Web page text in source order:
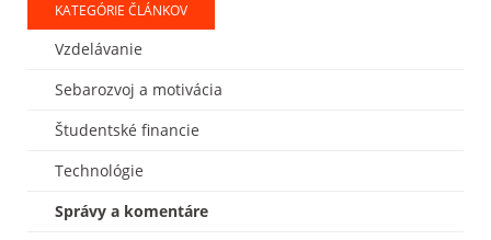
KATEGÓRIE ČLÁNKOV
Vzdelávanie
Sebarozvoj a motivácia
Študentské financie
Technológie
Správy a komentáre